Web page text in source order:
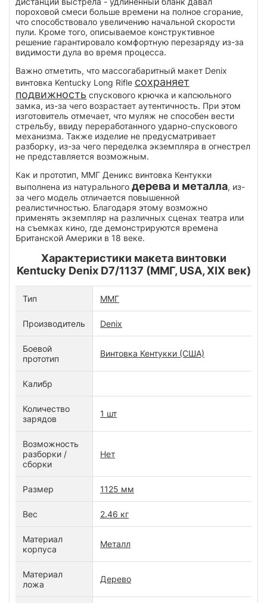
пороховой смеси больше времени на полное сгорание,
что способствовало увеличению начальной скорости
пули. Кроме того, описываемое конструктивное
решение гарантировало комфортную перезаряду из-за
видимости дула во время процесса.
Важно отметить, что массогабаритный макет Denix
винтовка Kentucky Long Rifle сохраняет
подвижность спускового крючка и капсюльного
замка, из-за чего возрастает аутентичность. При этом
изготовитель отмечает, что муляж не способен вести
стрельбу, ввиду переработанного ударно-спускового
механизма. Также изделие не предусматривает
разборку, из-за чего переделка экземпляра в огнестрел
не представляется возможным.
Как и прототип, ММГ Деникс винтовка Кентукки
выполнена из натурального дерева и металла, из-
за чего модель отличается повышенной
реалистичностью. Благодаря этому возможно
применять экземпляр на различных сценах театра или
на съемках кино, где демонстрируются времена
Британской Америки в 18 веке.
Характеристики макета винтовки
Kentucky Denix D7/1137 (ММГ, USA, XIX век)
Тип ММГ
Производитель Denix
Боевой
прототип
Винтовка Кентукки (США)
Калибр
Количество
зарядов
1 шт
Возможность
разборки /
сборки
Нет
Размер 1125 мм
Вес 2.46 кг
Материал
корпуса
Металл
Материал
ложа
Дерево